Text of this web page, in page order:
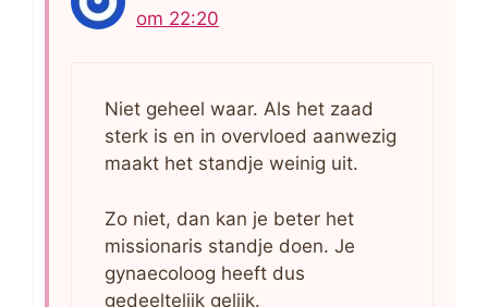
om 22:20
Niet geheel waar. Als het zaad
sterk is en in overvloed aanwezig
maakt het standje weinig uit.
Zo niet, dan kan je beter het
missionaris standje doen. Je
gynaecoloog heeft dus
gedeeltelijk gelijk.